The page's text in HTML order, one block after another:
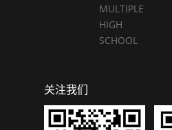
MULTIPLE
HIGH
SCHOOL
关注我们